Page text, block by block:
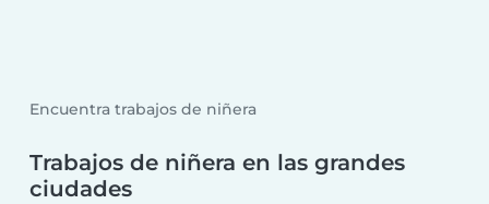
Encuentra trabajos de niñera
Trabajos de niñera en las grandes
ciudades